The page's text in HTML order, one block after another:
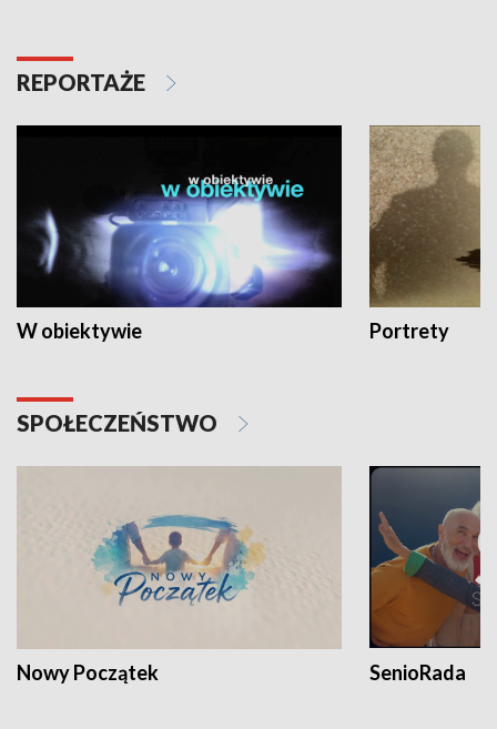
REPORTAŻE
W obiektywie Portrety
SPOŁECZEŃSTWO
Nowy Początek SenioRada